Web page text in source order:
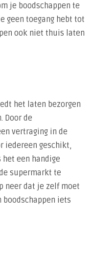
je boodschappen te
geen toegang hebt tot
ook niet thuis laten
het laten bezorgen
Door de
vertraging in de
iedereen geschikt,
een handige
supermarkt te
neer dat je zelf moet
boodschappen iets